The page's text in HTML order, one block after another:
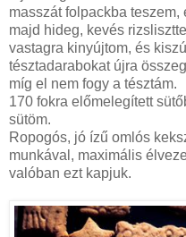
masszát folpackba teszem,
majd hideg, kevés
vastagra kinyújtom, és
tésztadarabokat újra
míg el nem fogy a tésztám.
170 fokra előmelegített
sütöm.
Ropogós, jó ízű omlós
munkával, maximális
valóban ezt kapjuk.